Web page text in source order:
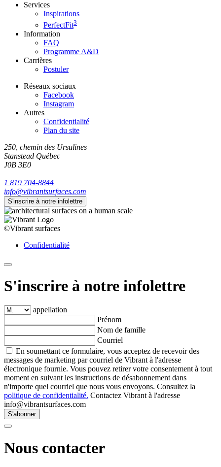
Services
Inspirations
PerfectFit3
Information
FAQ
Programme A&D
Carrières
Postuler
Réseaux sociaux
Facebook
Instagram
Autres
Confidentialité
Plan du site
250, chemin des Ursulines
Stanstead Québec
J0B 3E0
1 819 704-8844
info@vibrantsurfaces.com
S'inscrire à notre infolettre
©Vibrant surfaces
Confidentialité
S'inscrire à notre infolettre
appellation
Prénom
Nom de famille
Courriel
En soumettant ce formulaire, vous acceptez de recevoir des
messages de marketing par courriel de Vibrant à l'adresse
électronique fournie. Vous pouvez retirer votre consentement à tout
moment en suivant les instructions de désabonnement dans
n'importe quel courriel que nous vous envoyons. Consultez la
politique de confidentialité. Contactez Vibrant à l'adresse
info@vibrantsurfaces.com
S'abonner
Nous contacter